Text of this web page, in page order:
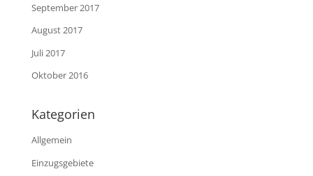
September 2017
August 2017
Juli 2017
Oktober 2016
Kategorien
Allgemein
Einzugsgebiete